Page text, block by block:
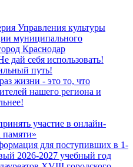
Управления культуры
муниципального
Краснодар
дай себя использовать!
путь!
жизни - это то, что
нашего региона и
участие в онлайн-
памяти»
для поступивших в 1-
2026-2027 учебный год